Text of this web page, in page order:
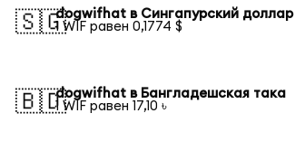
🇸🇬dogwifhat в Сингапурский доллар
1 WIF равен 0,1774 $
🇧🇩dogwifhat в Бангладешская така
1 WIF равен 17,10 ৳